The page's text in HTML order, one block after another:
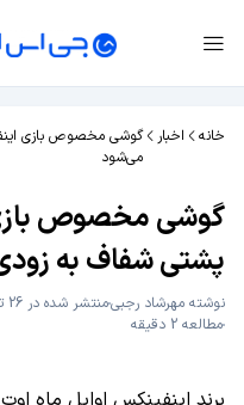
خانه اخبار
گوشی مخصوص بازی
می‌شود
گوشی مخصوص
پشتی شفاف به
نوشته مهرشاد رجبیمنتشر شده در 26 تیر 1402
مطالعه 2 دقیقه